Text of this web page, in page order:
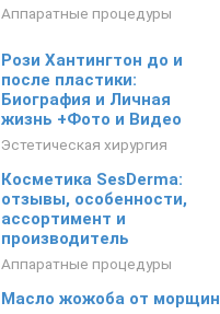
Аппаратные процедуры
Рози Хантингтон до и
после пластики:
Биография и Личная
жизнь +Фото и Видео
Эстетическая хирургия
Косметика SesDerma:
отзывы, особенности,
ассортимент и
производитель
Аппаратные процедуры
Масло жожоба от морщин